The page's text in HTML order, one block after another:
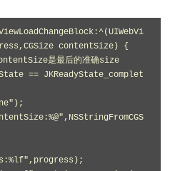
contentSize) {